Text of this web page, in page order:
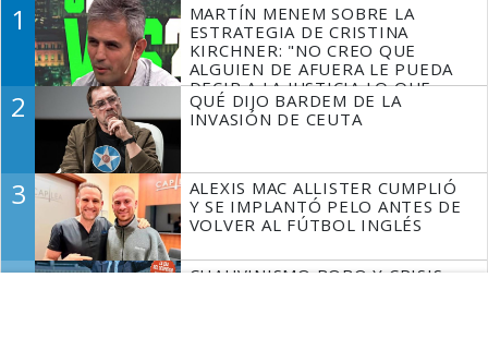
1
MARTÍN MENEM SOBRE LA
ESTRATEGIA DE CRISTINA
KIRCHNER: "NO CREO QUE
ALGUIEN DE AFUERA LE PUEDA
DECIR A LA JUSTICIA LO QUE
TIENE QUE HACER"
2
QUÉ DIJO BARDEM DE LA
INVASIÓN DE CEUTA
3
ALEXIS MAC ALLISTER CUMPLIÓ
Y SE IMPLANTÓ PELO ANTES DE
VOLVER AL FÚTBOL INGLÉS
4
CHAUVINISMO BOBO Y CRISIS